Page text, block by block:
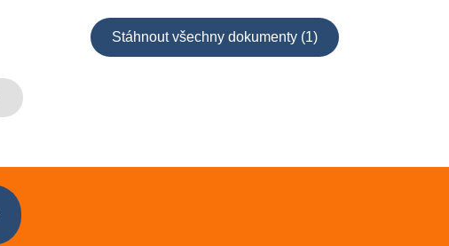
Stáhnout všechny dokumenty (1)